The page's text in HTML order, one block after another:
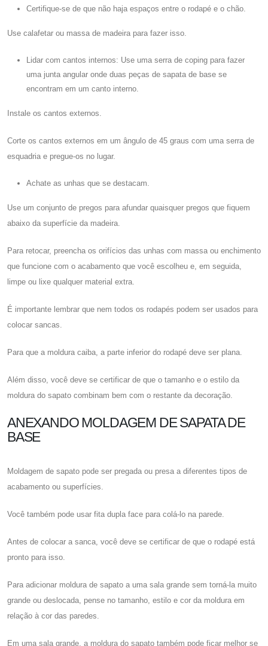
Certifique-se de que não haja espaços entre o rodapé e o chão.
Use calafetar ou massa de madeira para fazer isso.
Lidar com cantos internos: Use uma serra de coping para fazer
uma junta angular onde duas peças de sapata de base se
encontram em um canto interno.
Instale os cantos externos.
Corte os cantos externos em um ângulo de 45 graus com uma serra de
esquadria e pregue-os no lugar.
Achate as unhas que se destacam.
Use um conjunto de pregos para afundar quaisquer pregos que fiquem
abaixo da superfície da madeira.
Para retocar, preencha os orifícios das unhas com massa ou enchimento
que funcione com o acabamento que você escolheu e, em seguida,
limpe ou lixe qualquer material extra.
É importante lembrar que nem todos os rodapés podem ser usados ​​para
colocar sancas.
Para que a moldura caiba, a parte inferior do rodapé deve ser plana.
Além disso, você deve se certificar de que o tamanho e o estilo da
moldura do sapato combinam bem com o restante da decoração.
ANEXANDO MOLDAGEM DE SAPATA DE
BASE
Moldagem de sapato pode ser pregada ou presa a diferentes tipos de
acabamento ou superfícies.
Você também pode usar fita dupla face para colá-lo na parede.
Antes de colocar a sanca, você deve se certificar de que o rodapé está
pronto para isso.
Para adicionar moldura de sapato a uma sala grande sem torná-la muito
grande ou deslocada, pense no tamanho, estilo e cor da moldura em
relação à cor das paredes.
Em uma sala grande, a moldura do sapato também pode ficar melhor se